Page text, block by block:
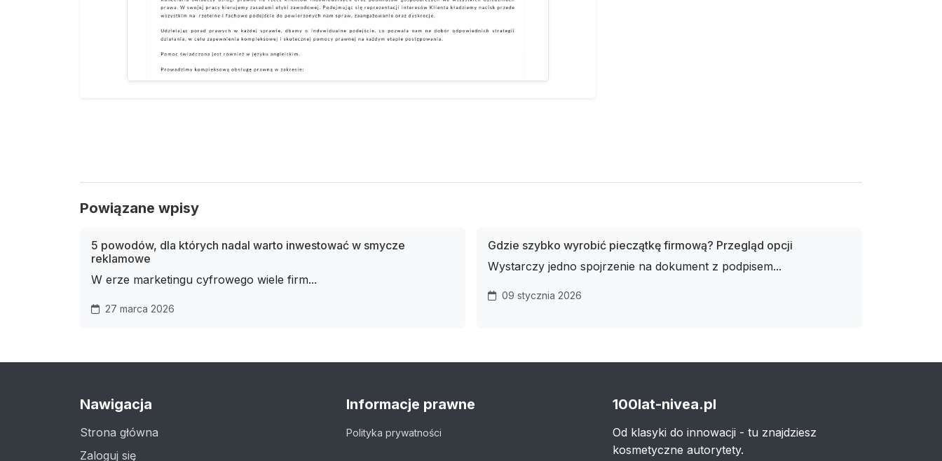
Powiązane wpisy
5 powodów, dla których nadal warto inwestować w smycze
reklamowe
W erze marketingu cyfrowego wiele firm...
27 marca 2026
Gdzie szybko wyrobić pieczątkę firmową? Przegląd opcji
Wystarczy jedno spojrzenie na dokument z podpisem...
09 stycznia 2026
Nawigacja
Strona główna
Zaloguj się
Informacje prawne
Polityka prywatności
100lat-nivea.pl
Od klasyki do innowacji - tu znajdziesz
kosmetyczne autorytety.